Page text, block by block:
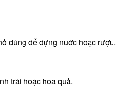
dùng để đựng nước hoặc rượu.
trái hoặc hoa quả.